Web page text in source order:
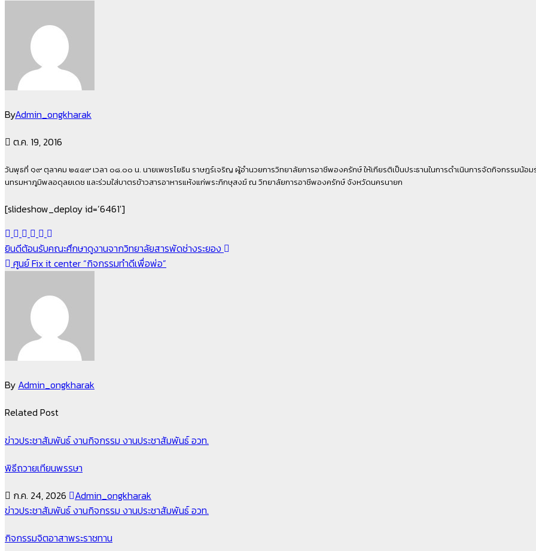
ByAdmin_ongkharak
ต.ค. 19, 2016
วันพุธที่ ๑๙ ตุลาคม ๒๕๕๙ เวลา ๐๘.๐๐ น. นายเพชรโยธิน ราษฎร์เจริญ ผู้อำนวยการวิทยาลัยการอาชีพองครักษ์ ให้เกียรติเป็นประธานในการดำเนินการจัดกิจกรรมน้อม
นทรมหาภูมิพลอดุลยเดช และร่วมใส่บาตรข้าวสารอาหารแห้งแก่พระภิกษุสงฆ์ ณ วิทยาลัยการอาชีพองครักษ์ จังหวัดนครนายก
[slideshow_deploy id=’6461′]
แนะแนว
เรื่อง
ยินดีต้อนรับคณะศึกษาดูงานจากวิทยาลัยสารพัดช่างระยอง
ศูนย์ Fix it center “กิจกรรมทำดีเพื่อพ่อ”
By Admin_ongkharak
Related Post
ข่าวประชาสัมพันธ์งานกิจกรรม งานประชาสัมพันธ์อวท.
พิธีถวายเทียนพรรษา
ก.ค. 24, 2026
Admin_ongkharak
ข่าวประชาสัมพันธ์งานกิจกรรม งานประชาสัมพันธ์อวท.
กิจกรรมจิตอาสาพระราชทาน